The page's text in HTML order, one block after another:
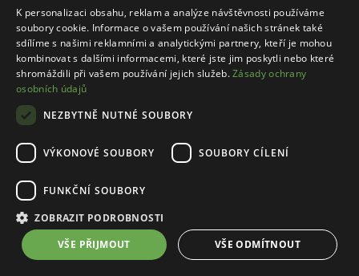
K personalizaci obsahu, reklam a analýze návštěvnosti používáme
soubory cookie. Informace o vašem používání našich stránek také
sdílíme s našimi reklamními a analytickými partnery, kteří je mohou
kombinovat s dalšími informacemi, které jste jim poskytli nebo které
shromáždili při vašem používání jejich služeb.Zásady ochrany
osobních údajů
NEZBYTNĚ NUTNÉ SOUBORY
VÝKONOVÉ SOUBORY SOUBORY CÍLENÍ
FUNKČNÍ SOUBORY
ZOBRAZIT PODROBNOSTI
VŠE PŘIJMOUT
VŠE ODMÍTNOUT